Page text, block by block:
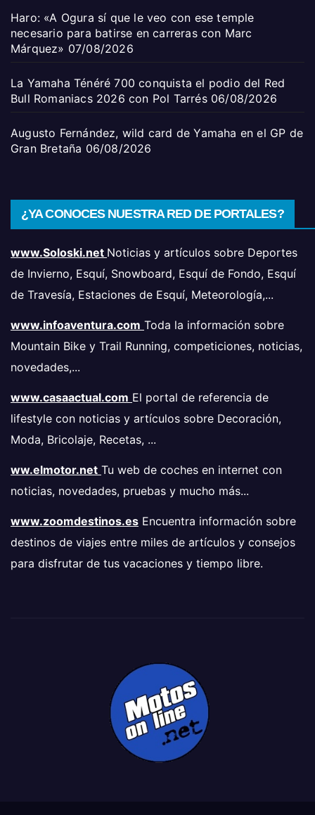
Haro: «A Ogura sí que le veo con ese temple
necesario para batirse en carreras con Marc
Márquez» 07/08/2026
La Yamaha Ténéré 700 conquista el podio del Red
Bull Romaniacs 2026 con Pol Tarrés 06/08/2026
Augusto Fernández, wild card de Yamaha en el GP de
Gran Bretaña 06/08/2026
¿YA CONOCES NUESTRA RED DE PORTALES?
www.Soloski.net Noticias y artículos sobre Deportes
de Invierno, Esquí, Snowboard, Esquí de Fondo, Esquí
de Travesía, Estaciones de Esquí, Meteorología,...
www.infoaventura.com Toda la información sobre
Mountain Bike y Trail Running, competiciones, noticias,
novedades,...
www.casaactual.com El portal de referencia de
lifestyle con noticias y artículos sobre Decoración,
Moda, Bricolaje, Recetas, ...
ww.elmotor.net Tu web de coches en internet con
noticias, novedades, pruebas y mucho más...
www.zoomdestinos.es Encuentra información sobre
destinos de viajes entre miles de artículos y consejos
para disfrutar de tus vacaciones y tiempo libre.